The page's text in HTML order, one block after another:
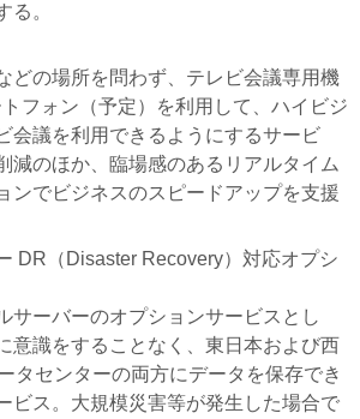
る。
どの場所を問わず、テレビ会議専用機
フォン（予定）を利用して、ハイビジ
会議を利用できるようにするサービ
減のほか、臨場感のあるリアルタイム
ンでビジネスのスピードアップを支援
DR（Disaster Recovery）対応オプシ
サーバーのオプションサービスとし
意識をすることなく、東日本および西
タセンターの両方にデータを保存でき
ビス。大規模災害等が発生した場合で